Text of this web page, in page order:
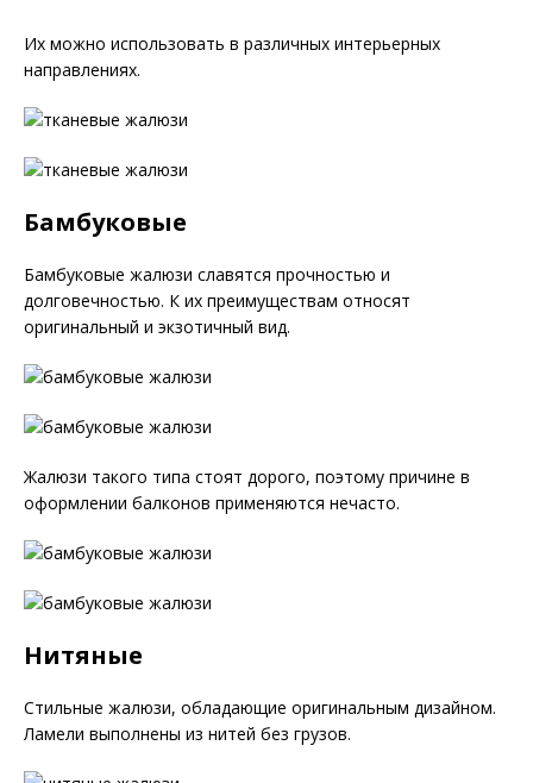
Их можно использовать в различных интерьерных
направлениях.
Бамбуковые
Бамбуковые жалюзи славятся прочностью и
долговечностью. К их преимуществам относят
оригинальный и экзотичный вид.
Жалюзи такого типа стоят дорого, поэтому причине в
оформлении балконов применяются нечасто.
Нитяные
Стильные жалюзи, обладающие оригинальным дизайном.
Ламели выполнены из нитей без грузов.